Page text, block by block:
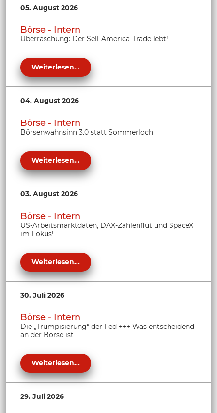
05. August 2026
Börse - Intern
Überraschung: Der Sell-America-Trade lebt!
Weiterlesen...
04. August 2026
Börse - Intern
Börsenwahnsinn 3.0 statt Sommerloch
Weiterlesen...
03. August 2026
Börse - Intern
US-Arbeitsmarktdaten, DAX-Zahlenflut und SpaceX
im Fokus!
Weiterlesen...
30. Juli 2026
Börse - Intern
Die „Trumpisierung“ der Fed +++ Was entscheidend
an der Börse ist
Weiterlesen...
29. Juli 2026